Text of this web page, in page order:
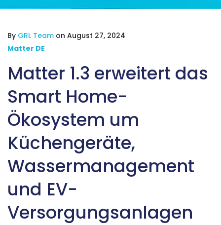
By GRL Team on August 27, 2024
Matter DE
Matter 1.3 erweitert das
Smart Home-
Ökosystem um
Küchengeräte,
Wassermanagement
und EV-
Versorgungsanlagen